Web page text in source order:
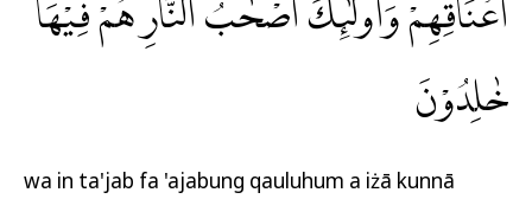
اَعْنَاقِهِمْۚ وَاُولٰۤىِٕكَ اَصْحٰبُ النَّارِۚ هُمْ فِيْهَا
خٰلِدُوْنَ
wa in ta'jab fa 'ajabung qauluhum a iżā kunnā